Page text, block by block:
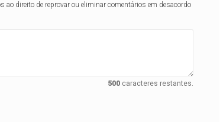
ao direito de reprovar ou eliminar comentários em desacordo
500caracteres restantes.